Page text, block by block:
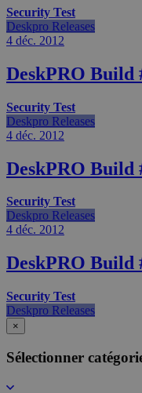
Security Test
Deskpro Releases
4 déc. 2012
DeskPRO Build
Security Test
Deskpro Releases
4 déc. 2012
DeskPRO Build
Security Test
Deskpro Releases
4 déc. 2012
DeskPRO Build
Security Test
Deskpro Releases
×
Sélectionner